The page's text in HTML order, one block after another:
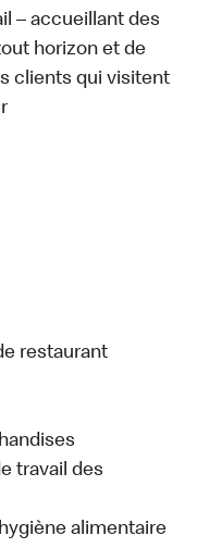
– accueillant des
horizon et de
clients qui visitent
restaurant
travail des
alimentaire